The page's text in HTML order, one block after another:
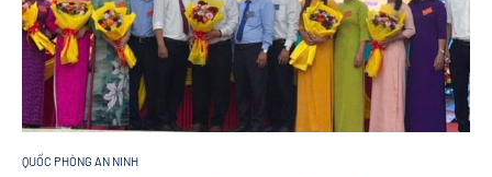
QUỐC PHÒNG AN NINH